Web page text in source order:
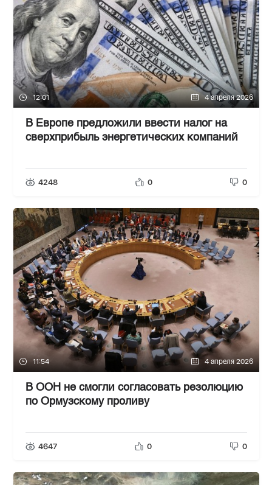
12:01 4 апреля 2026
В Европе предложили ввести налог на
сверхприбыль энергетических компаний
4248 0 0
11:54 4 апреля 2026
В ООН не смогли согласовать резолюцию
по Ормузскому проливу
4647 0 0